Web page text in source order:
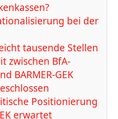
bei der
tausende Stellen
zwischen BfA-
BARMER-GEK
Positionierung
erwartet